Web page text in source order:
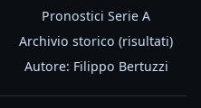
Pronostici Serie A
Archivio storico (risultati)
Autore: Filippo Bertuzzi